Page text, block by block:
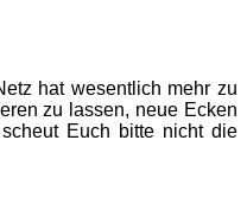
hat wesentlich mehr zu
zu lassen, neue Ecken
Euch bitte nicht die